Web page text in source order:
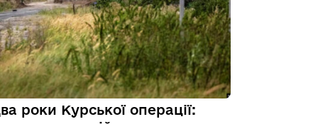
роки Курської операції: